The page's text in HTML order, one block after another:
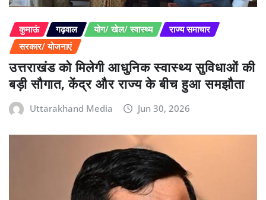
कुमाऊं गढ़वाल योग/ खेल/ स्वास्थ्य
राज्य समाचार
सरकार/ योजनाएं
उत्तराखंड को मिलेगी आधुनिक स्वास्थ्य सुविधाओं की
बड़ी सौगात, केंद्र और राज्य के बीच हुआ समझौता
Uttarakhand Media Jun 30, 2026